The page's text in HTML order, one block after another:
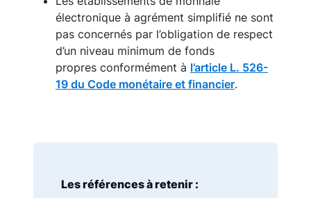
électronique à agrément simplifié ne sont
pas concernés par l’obligation de respect
d’un niveau minimum de fonds
propres conformément à l’article L. 526-
19 du Code monétaire et financier.
Les références à retenir :